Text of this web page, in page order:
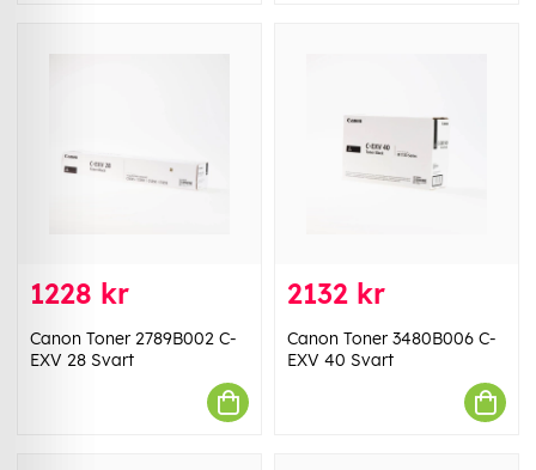
1228 kr
Canon Toner 2789B002 C-
EXV 28 Svart
2132 kr
Canon Toner 3480B006 C-
EXV 40 Svart